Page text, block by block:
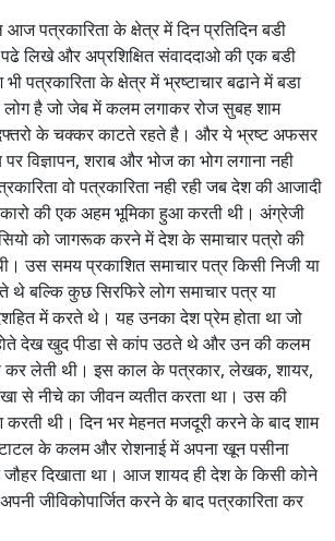
पत्रकारिता के क्षेत्र में दिन प्रतिदिन बडी
पढे लिखे और अप्रशिक्षित संवाददाओ की एक बडी
पत्रकारिता के क्षेत्र में भ्रष्टाचार बढाने में बडा
लोग है जो जेब में कलम लगाकर रोज सुबह शाम
के चक्कर काटते रहते है। और ये भ्रष्ट अफसर
विज्ञापन, शराब और भोज का भोग लगाना नही
वो पत्रकारिता नही रही जब देश की आजादी
की एक अहम भूमिका हुआ करती थी। अंग्रेजी
को जागरूक करने में देश के समाचार पत्रो की
उस समय प्रकाशित समाचार पत्र किसी निजी या
थे बल्कि कुछ सिरफिरे लोग समाचार पत्र या
में करते थे। यह उनका देश प्रेम होता था जो
देख खुद पीडा से कांप उठते थे और उन की कलम
लेती थी। इस काल के पत्रकार, लेखक, शायर,
से नीचे का जीवन व्यतीत करता था। उस की
थी। दिन भर मेहनत मजदूरी करने के बाद शाम
के कलम और रोशनाई में अपना खून पसीना
दिखाता था। आज शायद ही देश के किसी कोने
जीविकोपार्जित करने के बाद पत्रकारिता कर